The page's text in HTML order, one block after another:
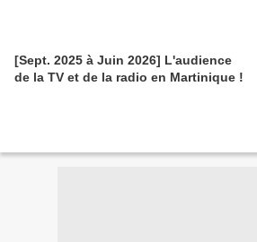
[Sept. 2025 à Juin 2026] L'audience
de la TV et de la radio en Martinique !